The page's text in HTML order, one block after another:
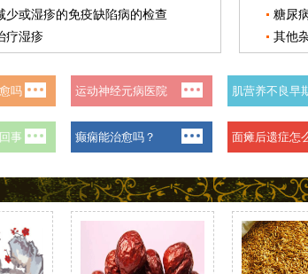
少或湿疹的免疫缺陷病的检查
疗湿疹
糖尿
其他